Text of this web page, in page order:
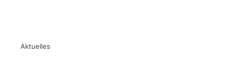
Aktuelles